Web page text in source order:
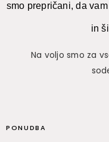
smo prepričani, da
in
Na voljo smo za
PONUDBA